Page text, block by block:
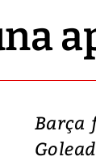
Barça